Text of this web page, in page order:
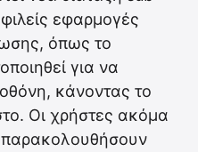
εφαρμογές
όπως το
για να
κάνοντας το
Οι χρήστες ακόμα
παρακολουθήσουν